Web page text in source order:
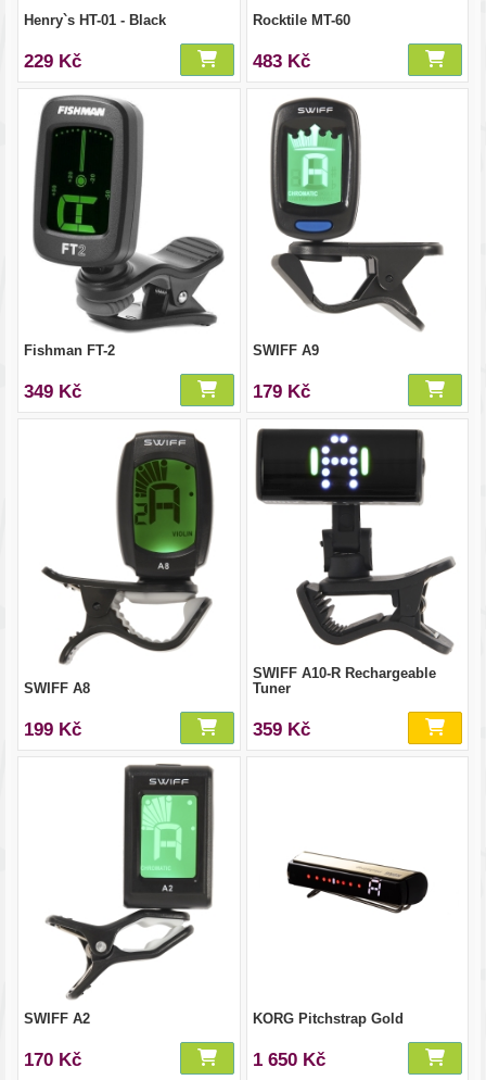
Henry`s HT-01 - Black
229 Kč
Rocktile MT-60
483 Kč
Fishman FT-2
349 Kč
SWIFF A9
179 Kč
SWIFF A8
199 Kč
SWIFF A10-R Rechargeable
Tuner
359 Kč
SWIFF A2
170 Kč
KORG Pitchstrap Gold
1 650 Kč